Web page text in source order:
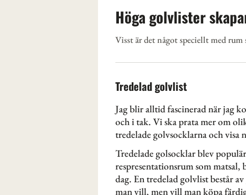
Höga golvlister
Visst är det något speciellt med rum
Tredelad golvlist
Jag blir alltid fascinerad när jag
och i tak. Vi ska prata mer om
tredelade golvsocklarna och visa
Tredelade golsocklar blev
respresentationsrum som
dag. En tredelad golvlist består
man vill, men vill man köpa